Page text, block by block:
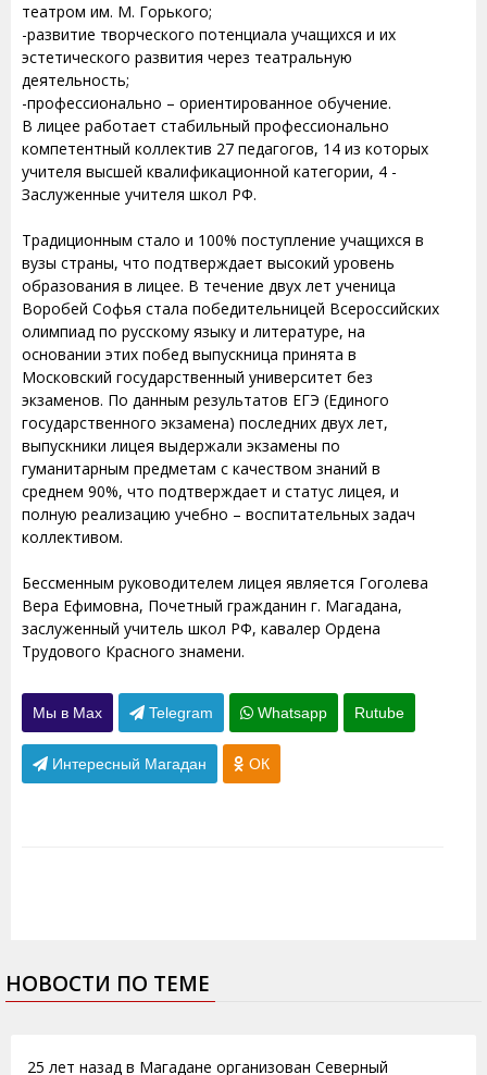
театром им. М. Горького;
-развитие творческого потенциала учащихся и их
эстетического развития через театральную
деятельность;
-профессионально – ориентированное обучение.
В лицее работает стабильный профессионально
компетентный коллектив 27 педагогов, 14 из которых
учителя высшей квалификационной категории, 4 -
Заслуженные учителя школ РФ.
Традиционным стало и 100% поступление учащихся в
вузы страны, что подтверждает высокий уровень
образования в лицее. В течение двух лет ученица
Воробей Софья стала победительницей Всероссийских
олимпиад по русскому языку и литературе, на
основании этих побед выпускница принята в
Московский государственный университет без
экзаменов. По данным результатов ЕГЭ (Единого
государственного экзамена) последних двух лет,
выпускники лицея выдержали экзамены по
гуманитарным предметам с качеством знаний в
среднем 90%, что подтверждает и статус лицея, и
полную реализацию учебно – воспитательных задач
коллективом.
Бессменным руководителем лицея является Гоголева
Вера Ефимовна, Почетный гражданин г. Магадана,
заслуженный учитель школ РФ, кавалер Ордена
Трудового Красного знамени.
Мы в Max Telegram Whatsapp Rutube
Интересный Магадан ОК
НОВОСТИ ПО ТЕМЕ
25 лет назад в Магадане организован Северный